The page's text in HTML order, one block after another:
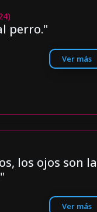
perro."
Ver más
los ojos son la
Ver más